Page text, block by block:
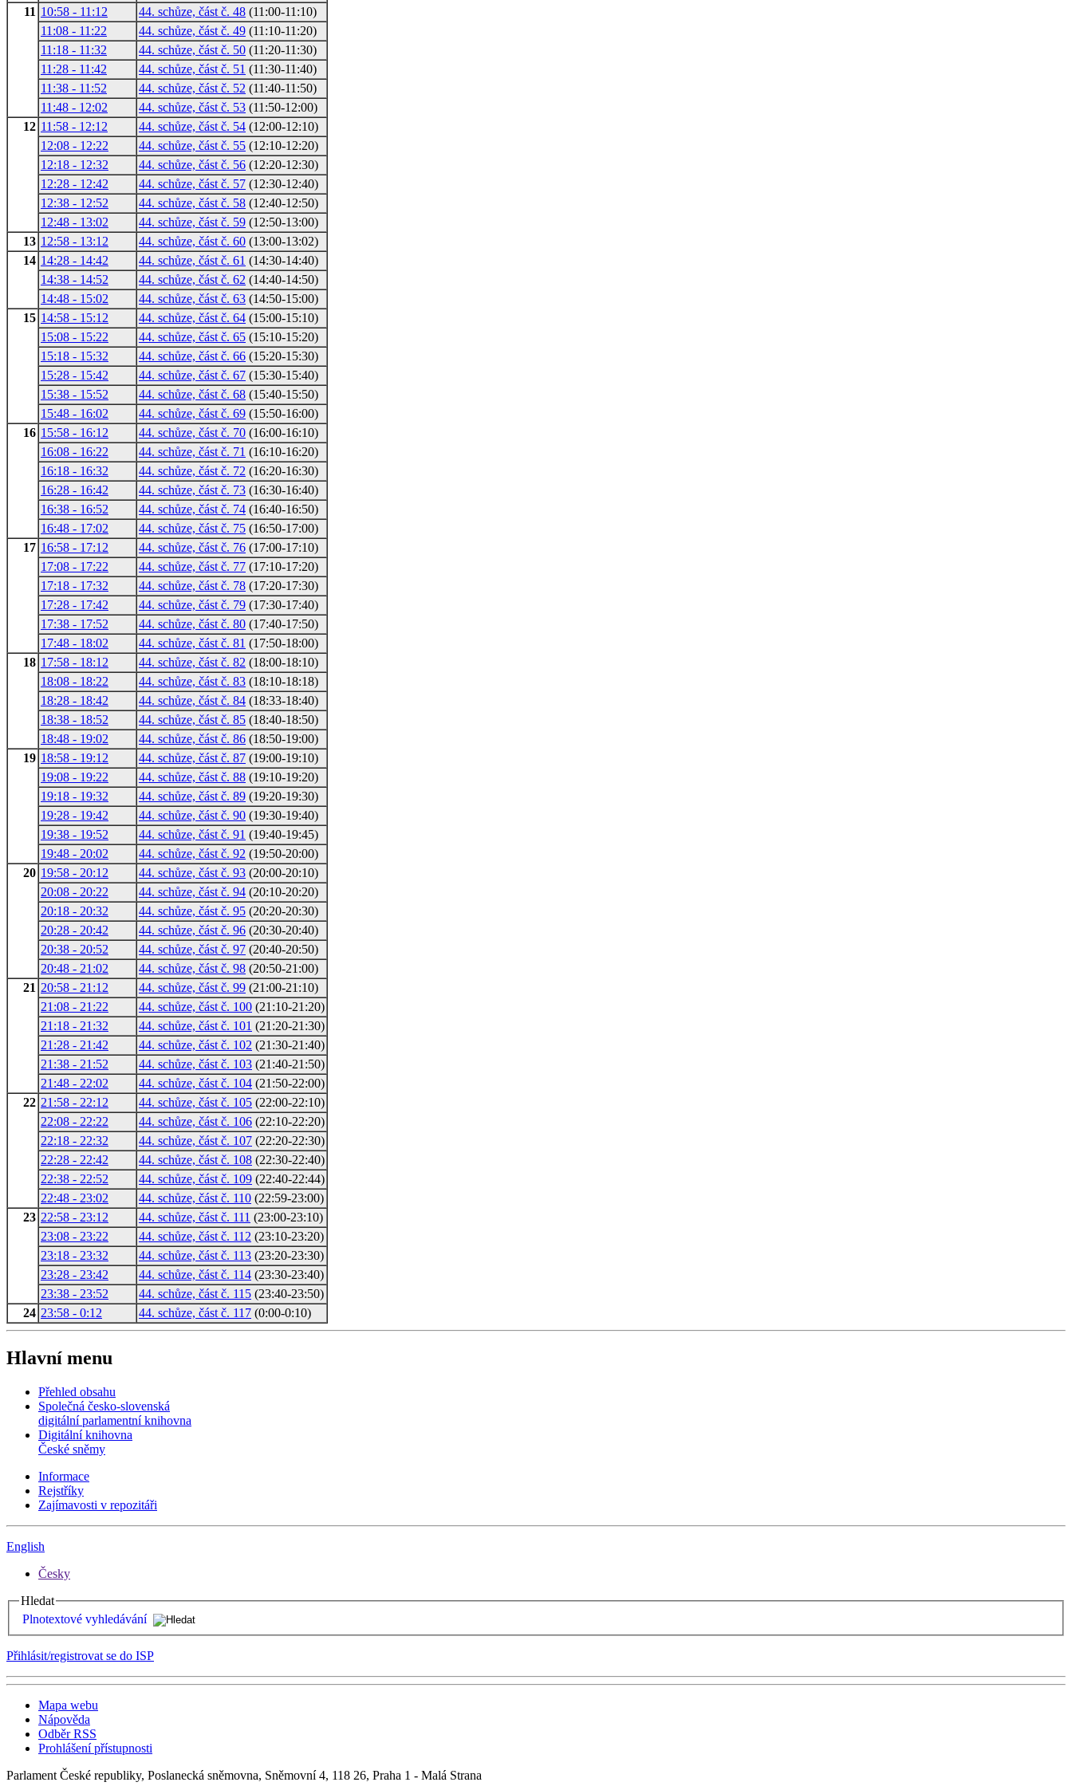
11 10:58 - 11:12 44. schůze, část č. 48 (11:00-11:10)
11:08 - 11:22
44. schůze, část č. 49 (11:10-11:20)
11:18 - 11:32
44. schůze, část č. 50 (11:20-11:30)
11:28 - 11:42
44. schůze, část č. 51 (11:30-11:40)
11:38 - 11:52
44. schůze, část č. 52 (11:40-11:50)
11:48 - 12:02
44. schůze, část č. 53 (11:50-12:00)
12 11:58 - 12:12 44. schůze, část č. 54 (12:00-12:10)
12:08 - 12:22
44. schůze, část č. 55 (12:10-12:20)
12:18 - 12:32
44. schůze, část č. 56 (12:20-12:30)
12:28 - 12:42
44. schůze, část č. 57 (12:30-12:40)
12:38 - 12:52
44. schůze, část č. 58 (12:40-12:50)
12:48 - 13:02
44. schůze, část č. 59 (12:50-13:00)
13 12:58 - 13:12 44. schůze, část č. 60 (13:00-13:02)
14 14:28 - 14:42 44. schůze, část č. 61 (14:30-14:40)
14:38 - 14:52
44. schůze, část č. 62 (14:40-14:50)
14:48 - 15:02
44. schůze, část č. 63 (14:50-15:00)
15 14:58 - 15:12 44. schůze, část č. 64 (15:00-15:10)
15:08 - 15:22
44. schůze, část č. 65 (15:10-15:20)
15:18 - 15:32
44. schůze, část č. 66 (15:20-15:30)
15:28 - 15:42
44. schůze, část č. 67 (15:30-15:40)
15:38 - 15:52
44. schůze, část č. 68 (15:40-15:50)
15:48 - 16:02
44. schůze, část č. 69 (15:50-16:00)
16 15:58 - 16:12 44. schůze, část č. 70 (16:00-16:10)
16:08 - 16:22
44. schůze, část č. 71 (16:10-16:20)
16:18 - 16:32
44. schůze, část č. 72 (16:20-16:30)
16:28 - 16:42
44. schůze, část č. 73 (16:30-16:40)
16:38 - 16:52
44. schůze, část č. 74 (16:40-16:50)
16:48 - 17:02
44. schůze, část č. 75 (16:50-17:00)
17 16:58 - 17:12 44. schůze, část č. 76 (17:00-17:10)
17:08 - 17:22
44. schůze, část č. 77 (17:10-17:20)
17:18 - 17:32
44. schůze, část č. 78 (17:20-17:30)
17:28 - 17:42
44. schůze, část č. 79 (17:30-17:40)
17:38 - 17:52
44. schůze, část č. 80 (17:40-17:50)
17:48 - 18:02
44. schůze, část č. 81 (17:50-18:00)
18 17:58 - 18:12 44. schůze, část č. 82 (18:00-18:10)
18:08 - 18:22
44. schůze, část č. 83 (18:10-18:18)
18:28 - 18:42
44. schůze, část č. 84 (18:33-18:40)
18:38 - 18:52
44. schůze, část č. 85 (18:40-18:50)
18:48 - 19:02
44. schůze, část č. 86 (18:50-19:00)
19 18:58 - 19:12 44. schůze, část č. 87 (19:00-19:10)
19:08 - 19:22
44. schůze, část č. 88 (19:10-19:20)
19:18 - 19:32
44. schůze, část č. 89 (19:20-19:30)
19:28 - 19:42
44. schůze, část č. 90 (19:30-19:40)
19:38 - 19:52
44. schůze, část č. 91 (19:40-19:45)
19:48 - 20:02
44. schůze, část č. 92 (19:50-20:00)
20 19:58 - 20:12 44. schůze, část č. 93 (20:00-20:10)
20:08 - 20:22
44. schůze, část č. 94 (20:10-20:20)
20:18 - 20:32
44. schůze, část č. 95 (20:20-20:30)
20:28 - 20:42
44. schůze, část č. 96 (20:30-20:40)
20:38 - 20:52
44. schůze, část č. 97 (20:40-20:50)
20:48 - 21:02
44. schůze, část č. 98 (20:50-21:00)
21 20:58 - 21:12 44. schůze, část č. 99 (21:00-21:10)
21:08 - 21:22
44. schůze, část č. 100 (21:10-21:20)
21:18 - 21:32
44. schůze, část č. 101 (21:20-21:30)
21:28 - 21:42
44. schůze, část č. 102 (21:30-21:40)
21:38 - 21:52
44. schůze, část č. 103 (21:40-21:50)
21:48 - 22:02
44. schůze, část č. 104 (21:50-22:00)
22 21:58 - 22:12 44. schůze, část č. 105 (22:00-22:10)
22:08 - 22:22
44. schůze, část č. 106 (22:10-22:20)
22:18 - 22:32
44. schůze, část č. 107 (22:20-22:30)
22:28 - 22:42
44. schůze, část č. 108 (22:30-22:40)
22:38 - 22:52
44. schůze, část č. 109 (22:40-22:44)
22:48 - 23:02
44. schůze, část č. 110 (22:59-23:00)
23 22:58 - 23:12 44. schůze, část č. 111 (23:00-23:10)
23:08 - 23:22
44. schůze, část č. 112 (23:10-23:20)
23:18 - 23:32
44. schůze, část č. 113 (23:20-23:30)
23:28 - 23:42
44. schůze, část č. 114 (23:30-23:40)
23:38 - 23:52
44. schůze, část č. 115 (23:40-23:50)
24 23:58 - 0:12 44. schůze, část č. 117 (0:00-0:10)
Hlavní menu
Přehled obsahu
Společná česko-slovenská
digitální parlamentní knihovna
Digitální knihovna
České sněmy
Informace
Rejstříky
Zajímavosti v repozitáři
English
Česky
Hledat
Plnotextové vyhledávání
Přihlásit/registrovat se do ISP
Mapa webu
Nápověda
Odběr RSS
Prohlášení přístupnosti
Parlament České republiky, Poslanecká sněmovna, Sněmovní 4, 118 26, Praha 1 - Malá Strana